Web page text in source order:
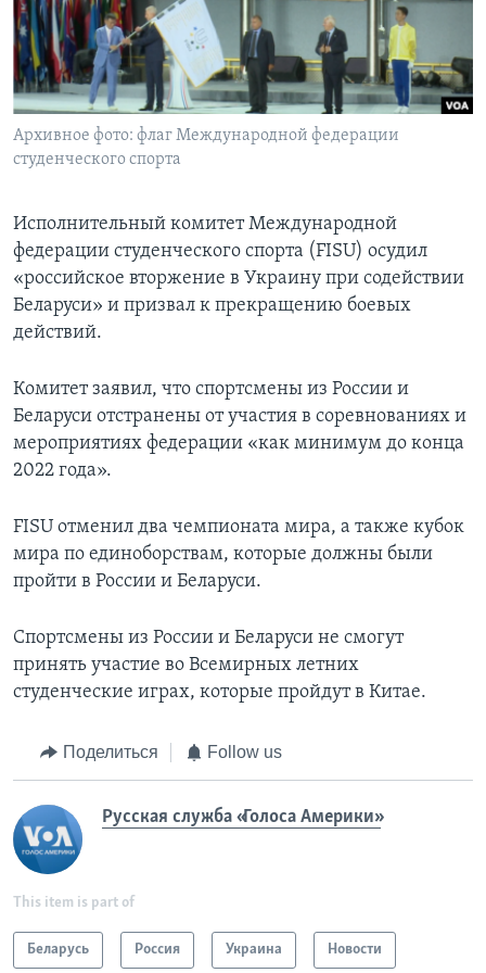
Learning English
СОЦИАЛЬНЫЕ СЕТИ
Архивное фото: флаг Международной федерации
студенческого спорта
Исполнительный комитет Международной
федерации студенческого спорта (FISU) осудил
«российское вторжение в Украину при содействии
Беларуси» и призвал к прекращению боевых
действий.
Комитет заявил, что спортсмены из России и
Беларуси отстранены от участия в соревнованиях и
мероприятиях федерации «как минимум до конца
2022 года».
FISU отменил два чемпионата мира, а также кубок
мира по единоборствам, которые должны были
пройти в России и Беларуси.
Спортсмены из России и Беларуси не смогут
принять участие во Всемирных летних
студенческие играх, которые пройдут в Китае.
Поделиться Follow us
Русская служба «Голоса Америки»
This item is part of
Беларусь Россия Украина Новости